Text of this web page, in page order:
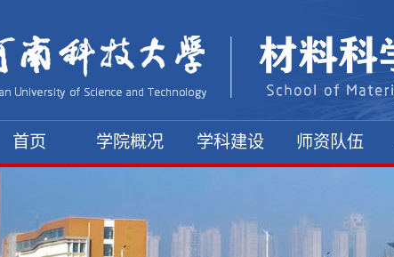
首页 学院概况 学科建设 师资队伍